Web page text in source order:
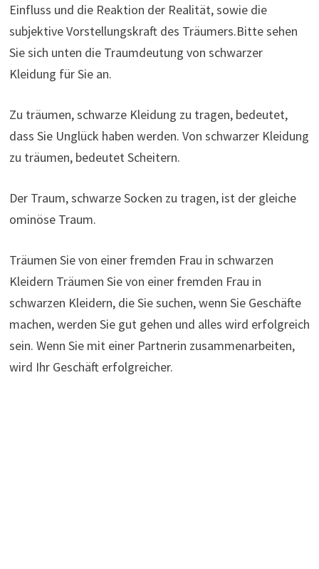
Einfluss und die Reaktion der Realität, sowie die
subjektive Vorstellungskraft des Träumers.Bitte sehen
Sie sich unten die Traumdeutung von schwarzer
Kleidung für Sie an.
Zu träumen, schwarze Kleidung zu tragen, bedeutet,
dass Sie Unglück haben werden. Von schwarzer Kleidung
zu träumen, bedeutet Scheitern.
Der Traum, schwarze Socken zu tragen, ist der gleiche
ominöse Traum.
Träumen Sie von einer fremden Frau in schwarzen
Kleidern Träumen Sie von einer fremden Frau in
schwarzen Kleidern, die Sie suchen, wenn Sie Geschäfte
machen, werden Sie gut gehen und alles wird erfolgreich
sein. Wenn Sie mit einer Partnerin zusammenarbeiten,
wird Ihr Geschäft erfolgreicher.